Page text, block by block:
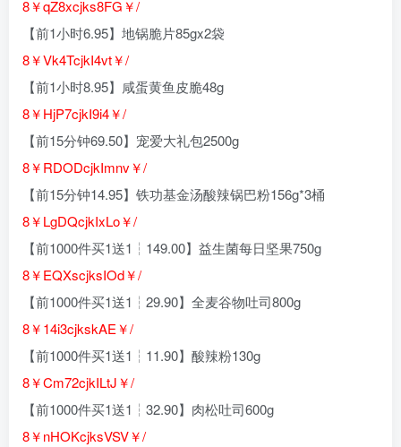
8￥qZ8xcjks8FG￥/
【前1小时6.95】地锅脆片85gx2袋
8￥Vk4TcjkI4vt￥/
【前1小时8.95】咸蛋黄鱼皮脆48g
8￥HjP7cjkI9i4￥/
【前15分钟69.50】宠爱大礼包2500g
8￥RDODcjkImnv￥/
【前15分钟14.95】铁功基金汤酸辣锅巴粉156g*3桶
8￥LgDQcjkIxLo￥/
【前1000件买1送1┆149.00】益生菌每日坚果750g
8￥EQXscjksIOd￥/
【前1000件买1送1┆29.90】全麦谷物吐司800g
8￥14i3cjkskAE￥/
【前1000件买1送1┆11.90】酸辣粉130g
8￥Cm72cjkILtJ￥/
【前1000件买1送1┆32.90】肉松吐司600g
8￥nHOKcjksVSV￥/